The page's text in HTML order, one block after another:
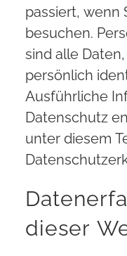
passiert, wenn
besuchen.
sind alle
persönlich
Ausführliche
Datenschutz
unter diesem
dieser